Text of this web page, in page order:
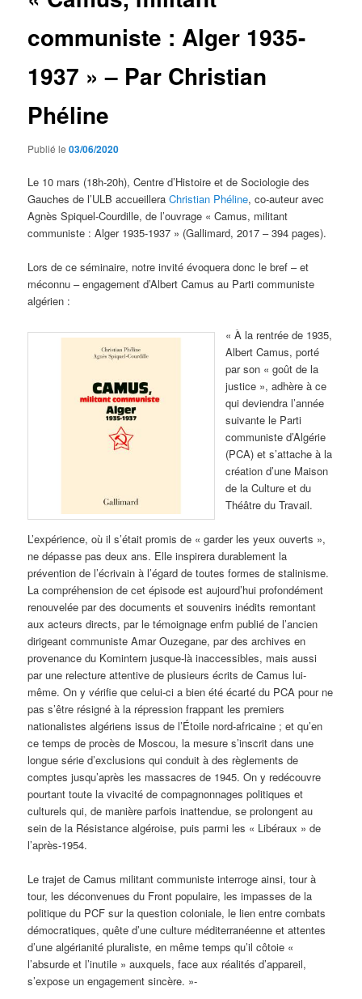
communiste : Alger 1935-
1937 » – Par Christian
Phéline
Publié le03/06/2020
Le 10 mars (18h-20h), Centre d’Histoire et de Sociologie des
Gauches de l’ULB accueilleraChristian Phéline, co-auteur avec
Agnès Spiquel-Courdille, de l’ouvrage « Camus, militant
communiste : Alger 1935-1937 » (Gallimard, 2017 – 394 pages).
Lors de ce séminaire, notre invité évoquera donc le bref – et
méconnu – engagement d’Albert Camus au Parti communiste
algérien :
« À la rentrée de 1935,
Albert Camus, porté
par son « goût de la
justice », adhère à ce
qui deviendra l’année
suivante le Parti
communiste d’Algérie
(PCA) et s’attache à la
création d’une Maison
de la Culture et du
Théâtre du Travail.
L’expérience, où il s’était promis de « garder les yeux ouverts »,
ne dépasse pas deux ans. Elle inspirera durablement la
prévention de l’écrivain à l’égard de toutes formes de stalinisme.
La compréhension de cet épisode est aujourd’hui profondément
renouvelée par des documents et souvenirs inédits remontant
aux acteurs directs, par le témoignage enfm publié de l’ancien
dirigeant communiste Amar Ouzegane, par des archives en
provenance du Komintern jusque-là inaccessibles, mais aussi
par une relecture attentive de plusieurs écrits de Camus lui-
même. On y vérifie que celui-ci a bien été écarté du PCA pour ne
pas s’être résigné à la répression frappant les premiers
nationalistes algériens issus de l’Étoile nord-africaine ; et qu’en
ce temps de procès de Moscou, la mesure s’inscrit dans une
longue série d’exclusions qui conduit à des règlements de
comptes jusqu’après les massacres de 1945. On y redécouvre
pourtant toute la vivacité de compagnonnages politiques et
culturels qui, de manière parfois inattendue, se prolongent au
sein de la Résistance algéroise, puis parmi les « Libéraux » de
l’après-1954.
Le trajet de Camus militant communiste interroge ainsi, tour à
tour, les déconvenues du Front populaire, les impasses de la
politique du PCF sur la question coloniale, le lien entre combats
démocratiques, quête d’une culture méditerranéenne et attentes
d’une algérianité pluraliste, en même temps qu’il côtoie «
l’absurde et l’inutile » auxquels, face aux réalités d’appareil,
s’expose un engagement sincère. »-